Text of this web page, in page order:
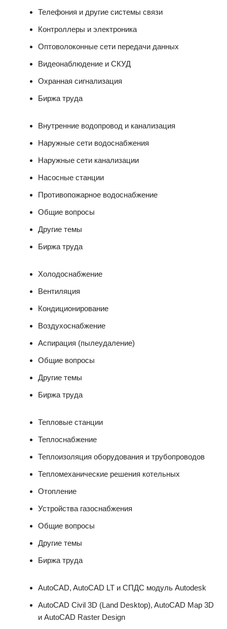
Телефония и другие системы связи
Контроллеры и электроника
Оптоволоконные сети передачи данных
Видеонаблюдение и СКУД
Охранная сигнализация
Биржа труда
Внутренние водопровод и канализация
Наружные сети водоснабжения
Наружные сети канализации
Насосные станции
Противопожарное водоснабжение
Общие вопросы
Другие темы
Биржа труда
Холодоснабжение
Вентиляция
Кондиционирование
Воздухоснабжение
Аспирация (пылеудаление)
Общие вопросы
Другие темы
Биржа труда
Тепловые станции
Теплоснабжение
Теплоизоляция оборудования и трубопроводов
Тепломеханические решения котельных
Отопление
Устройства газоснабжения
Общие вопросы
Другие темы
Биржа труда
AutoCAD, AutoCAD LT и СПДС модуль Autodesk
AutoCAD Civil 3D (Land Desktop), AutoCAD Map 3D
и AutoCAD Raster Design